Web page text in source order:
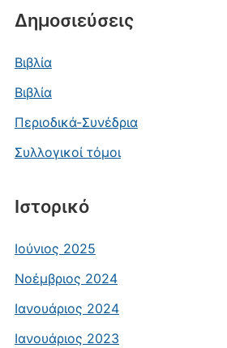
Δημοσιεύσεις
Βιβλία
Βιβλία
Περιοδικά-Συνέδρια
Συλλογικοί τόμοι
Ιστορικό
Ιούνιος 2025
Νοέμβριος 2024
Ιανουάριος 2024
Ιανουάριος 2023